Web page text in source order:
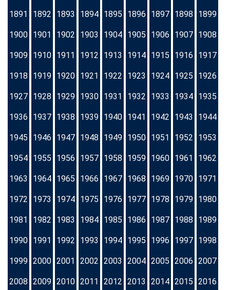
1891 1892 1893 1894 1895 1896 1897 1898 1899
1900 1901 1902 1903 1904 1905 1906 1907 1908
1909 1910 1911 1912 1913 1914 1915 1916 1917
1918 1919 1920 1921 1922 1923 1924 1925 1926
1927 1928 1929 1930 1931 1932 1933 1934 1935
1936 1937 1938 1939 1940 1941 1942 1943 1944
1945 1946 1947 1948 1949 1950 1951 1952 1953
1954 1955 1956 1957 1958 1959 1960 1961 1962
1963 1964 1965 1966 1967 1968 1969 1970 1971
1972 1973 1974 1975 1976 1977 1978 1979 1980
1981 1982 1983 1984 1985 1986 1987 1988 1989
1990 1991 1992 1993 1994 1995 1996 1997 1998
1999 2000 2001 2002 2003 2004 2005 2006 2007
2008 2009 2010 2011 2012 2013 2014 2015 2016